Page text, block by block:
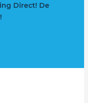
Direct! De